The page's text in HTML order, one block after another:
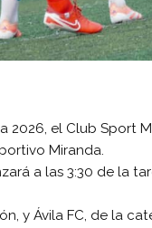
2026, el Club Sport
Miranda.
a las 3:30 de la
y Ávila FC, de la